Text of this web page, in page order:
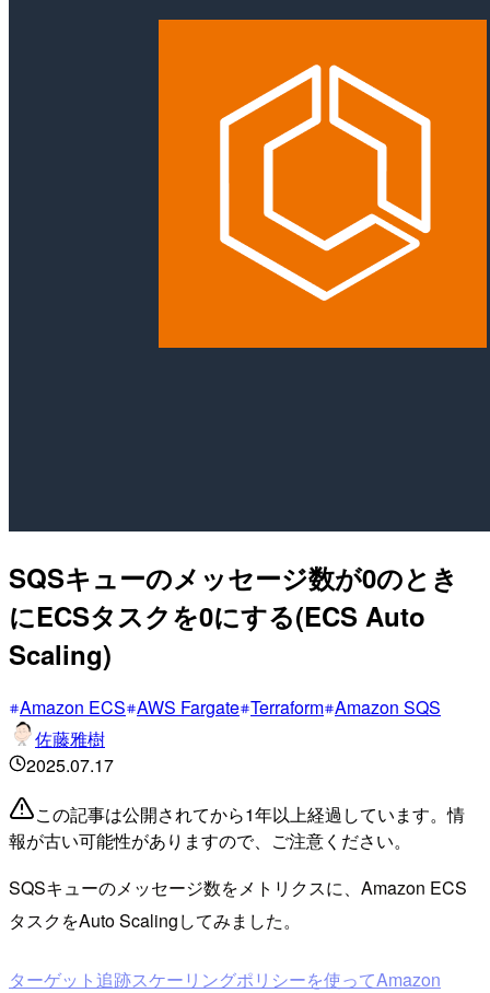
SQSキューのメッセージ数が0のとき
にECSタスクを0にする(ECS Auto
Scaling)
Amazon ECS AWS Fargate Terraform Amazon SQS
佐藤雅樹
2025.07.17
この記事は公開されてから1年以上経過しています。情
報が古い可能性がありますので、ご注意ください。
SQSキューのメッセージ数をメトリクスに、Amazon ECS
タスクをAuto Scalingしてみました。
ターゲット追跡スケーリングポリシーを使ってAmazon